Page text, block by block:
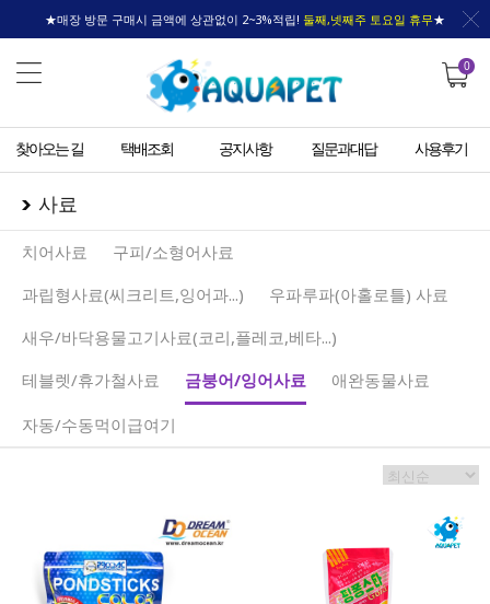
★매장 방문 구매시 금액에 상관없이 2~3%적립! 둘째,넷째주 토요일 휴무★
0
찾아오는 길 택배조회 공지사항 질문과대답 사용후기
사료
치어사료
구피/소형어사료
과립형사료(씨크리트,잉어과...)
우파루파(아홀로틀) 사료
새우/바닥용물고기사료(코리,플레코,베타...)
테블렛/휴가철사료
금붕어/잉어사료 애완동물사료
자동/수동먹이급여기